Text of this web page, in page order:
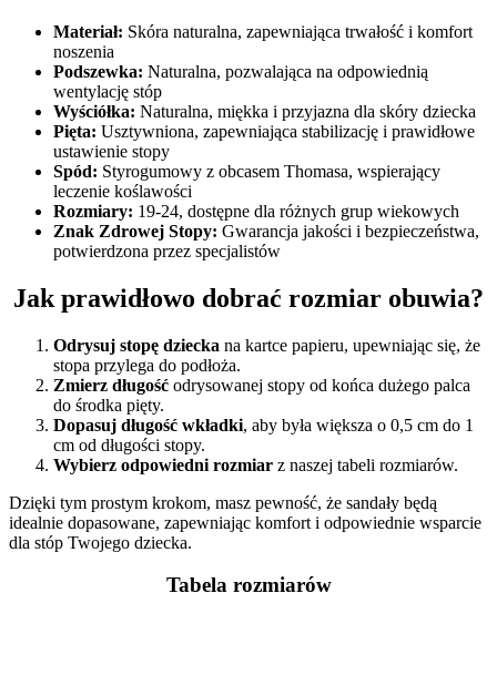
Materiał: Skóra naturalna, zapewniająca trwałość i komfort
noszenia
Podszewka: Naturalna, pozwalająca na odpowiednią
wentylację stóp
Wyściółka: Naturalna, miękka i przyjazna dla skóry dziecka
Pięta: Usztywniona, zapewniająca stabilizację i prawidłowe
ustawienie stopy
Spód: Styrogumowy z obcasem Thomasa, wspierający
leczenie koślawości
Rozmiary: 19-24, dostępne dla różnych grup wiekowych
Znak Zdrowej Stopy: Gwarancja jakości i bezpieczeństwa,
potwierdzona przez specjalistów
Jak prawidłowo dobrać rozmiar obuwia?
Odrysuj stopę dziecka na kartce papieru, upewniając się, że
stopa przylega do podłoża.
Zmierz długość odrysowanej stopy od końca dużego palca
do środka pięty.
Dopasuj długość wkładki, aby była większa o 0,5 cm do 1
cm od długości stopy.
Wybierz odpowiedni rozmiar z naszej tabeli rozmiarów.
Dzięki tym prostym krokom, masz pewność, że sandały będą
idealnie dopasowane, zapewniając komfort i odpowiednie wsparcie
dla stóp Twojego dziecka.
Tabela rozmiarów